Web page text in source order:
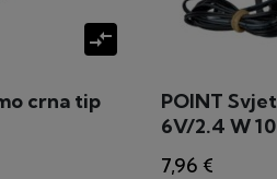
compare_arrows
crna tip
POINT
6V/2.4 W
7,96 €